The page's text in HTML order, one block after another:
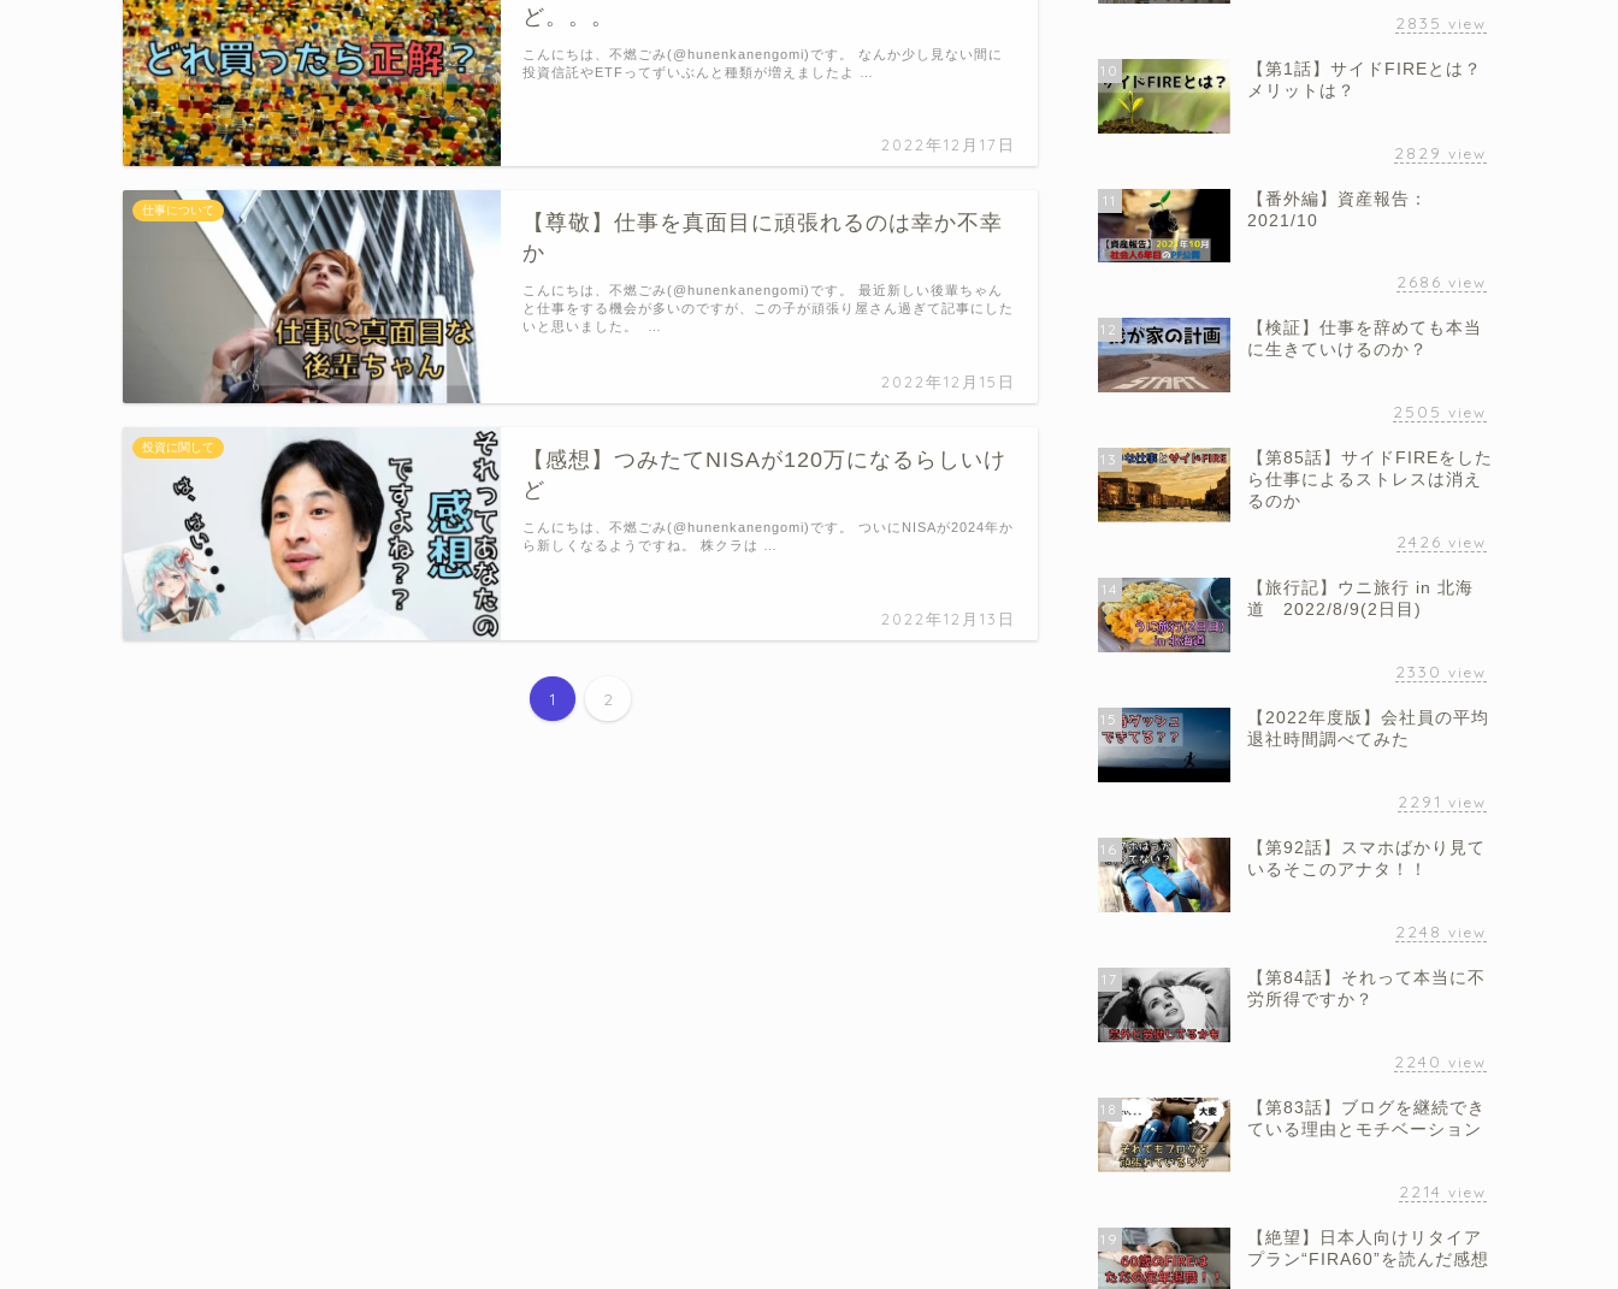
ど。。。
2022年12月17日
こんにちは、不燃ごみ(@hunenkanengomi)です。 なんか少し見ない間に
投資信託やETFってずいぶんと種類が増えましたよ …
仕事について
【尊敬】仕事を真面目に頑張れるのは幸か不幸
か
2022年12月15日
こんにちは、不燃ごみ(@hunenkanengomi)です。 最近新しい後輩ちゃん
と仕事をする機会が多いのですが、この子が頑張り屋さん過ぎて記事にした
いと思いました。 …
投資に関して
【感想】つみたてNISAが120万になるらしいけ
ど
2022年12月13日
こんにちは、不燃ごみ(@hunenkanengomi)です。 ついにNISAが2024年か
ら新しくなるようですね。 株クラは …
1 2
2835 view
10
【第1話】サイドFIREとは？
メリットは？
2829 view
11
【番外編】資産報告：
2021/10
2686 view
12
【検証】仕事を辞めても本当
に生きていけるのか？
2505 view
13
【第85話】サイドFIREをした
ら仕事によるストレスは消え
るのか
2426 view
14
【旅行記】ウニ旅行 in 北海
道 2022/8/9(2日目)
2330 view
15
【2022年度版】会社員の平均
退社時間調べてみた
2291 view
16
【第92話】スマホばかり見て
いるそこのアナタ！！
2248 view
17
【第84話】それって本当に不
労所得ですか？
2240 view
18
【第83話】ブログを継続でき
ている理由とモチベーション
2214 view
19
【絶望】日本人向けリタイア
プラン“FIRA60”を読んだ感想